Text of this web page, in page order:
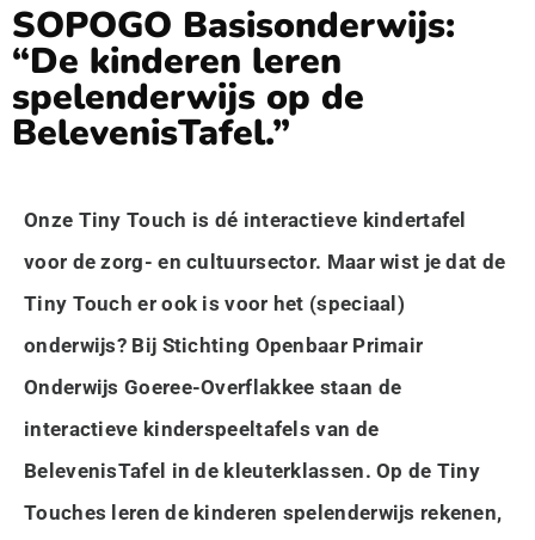
SOPOGO Basisonderwijs:
“De kinderen leren
spelenderwijs op de
BelevenisTafel.”
Onze Tiny Touch is dé interactieve kindertafel
voor de zorg- en cultuursector. Maar wist je dat de
Tiny Touch er ook is voor het (speciaal)
onderwijs? Bij Stichting Openbaar Primair
Onderwijs Goeree-Overflakkee staan de
interactieve kinderspeeltafels van de
BelevenisTafel in de kleuterklassen. Op de Tiny
Touches leren de kinderen spelenderwijs rekenen,